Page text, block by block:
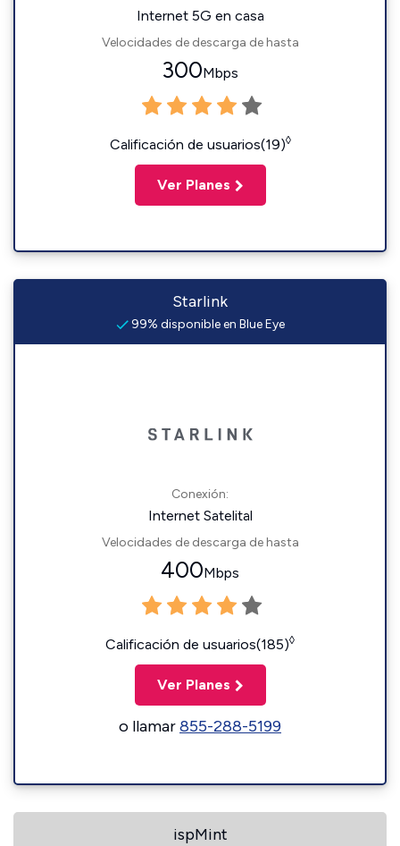
Internet 5G en casa
Velocidades de descarga de hasta
300Mbps
Calificación de usuarios(19)◊
Ver Planes
Starlink
99% disponible en Blue Eye
Conexión:
Internet Satelital
Velocidades de descarga de hasta
400Mbps
Calificación de usuarios(185)◊
Ver Planes
o llamar855-288-5199
ispMint